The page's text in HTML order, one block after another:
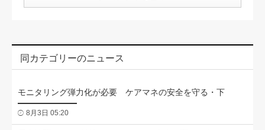
同カテゴリーのニュース
モニタリング弾力化が必要 ケアマネの安全を守る・下
8月3日 05:20